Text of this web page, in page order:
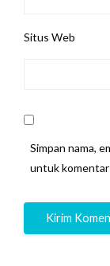
Situs Web
Simpan nama,
untuk